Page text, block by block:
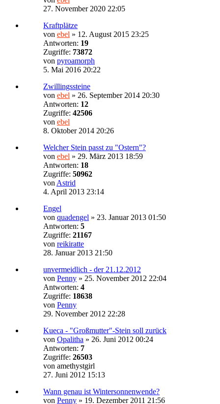
27. November 2020 22:05
Kraftplätze
von ebel » 12. August 2015 23:25
Antworten: 19
Zugriffe: 73872
von pyroamorph
5. Mai 2016 20:22
Zwillingssteine
von ebel » 26. September 2014 20:30
Antworten: 12
Zugriffe: 42506
von ebel
8. Oktober 2014 20:26
Welcher Stein passt zu "Ostern"?
von ebel » 29. März 2013 18:59
Antworten: 18
Zugriffe: 50962
von Astrid
4. April 2013 23:14
Engel
von quadengel » 23. Januar 2013 01:50
Antworten: 5
Zugriffe: 21167
von reikiratte
28. Januar 2013 21:50
unvermeidlich - der 21.12.2012
von Penny » 25. November 2012 22:04
Antworten: 4
Zugriffe: 18638
von Penny
29. November 2012 22:28
Kueca - "Großmutter"-Stein soll zurück
von Opalitha » 26. Juni 2012 00:24
Antworten: 7
Zugriffe: 26503
von amethystgirl
27. Juni 2012 15:13
Wann genau ist Wintersonnenwende?
von Penny » 19. Dezember 2011 21:56